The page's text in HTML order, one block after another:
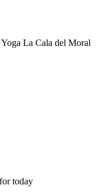
La Cala del Moral
today